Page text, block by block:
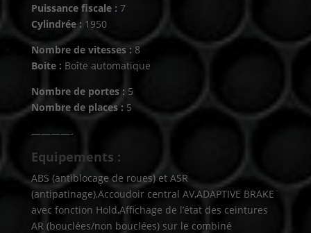
Puissance fiscale : 7
Cylindrée : 1950
Nombre de vitesses : 8
Boite : Boîte automatique
Nombre de portes : 5
Nombre de places : 5
————-
Equipements :
ABS (antiblocage de roues) et ASR
(antipatinage),Accoudoir central AV,ADAPTIVE BRAKE
avec fonction Hold,Affichage de l’état des ceintures
AR (bouclées/non bouclées) sur le combiné